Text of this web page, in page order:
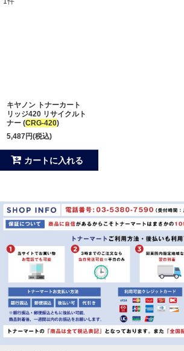
キヤノン トナーカート
リッジ420 リサイクルト
ナー (CRG-420)
5,487円(税込)
カートに入れる